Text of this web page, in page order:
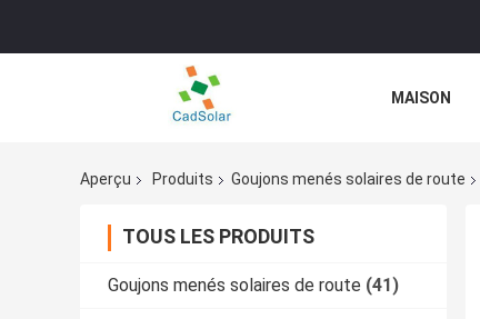
MAISON
Aperçu
Produits Goujons menés solaires de route
TOUS LES PRODUITS
Goujons menés solaires de route (41)